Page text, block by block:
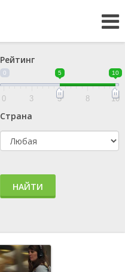
Рейтинг
0 5 10
0 3 5 8 10
Страна
НАЙТИ